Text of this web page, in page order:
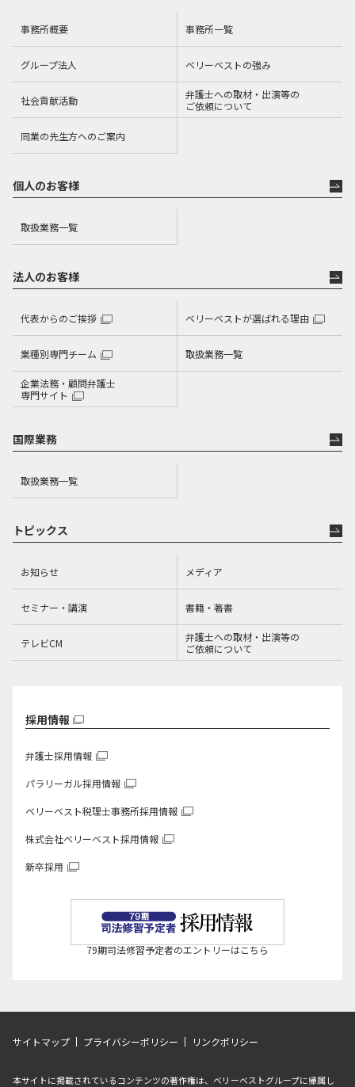
事務所概要 事務所一覧
グループ法人 ベリーベストの強み
社会貢献活動
弁護士への取材・出演等の
ご依頼について
同業の先生方へのご案内
個人のお客様
取扱業務一覧
法人のお客様
代表からのご挨拶 ベリーベストが選ばれる理由
業種別専門チーム 取扱業務一覧
企業法務・顧問弁護士
専門サイト
国際業務
取扱業務一覧
トピックス
お知らせ メディア
セミナー・講演 書籍・著書
テレビCM
弁護士への取材・出演等の
ご依頼について
採用情報
弁護士採用情報
パラリーガル採用情報
ベリーベスト税理士事務所採用情報
株式会社ベリーベスト採用情報
新卒採用
79期司法修習予定者のエントリーはこちら
サイトマップ プライバシーポリシー リンクポリシー
本サイトに掲載されているコンテンツの著作権は、ベリーベストグループに帰属し